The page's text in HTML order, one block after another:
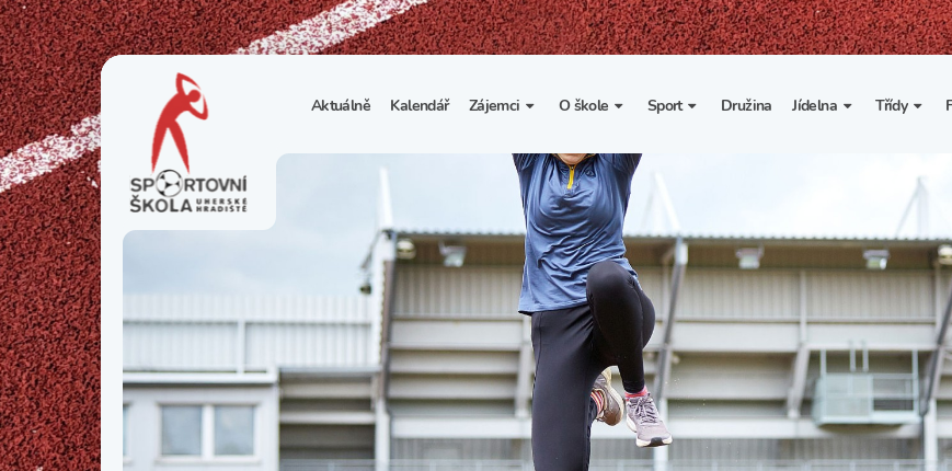
Aktuálně Kalendář Zájemci
1. třída
Sportovní třídy
Nesportovní třídy
O škole
Základní informace
Organizace školního roku
Výuka a učební plán
Zájmové kroužky
Školní poradenské
pracoviště
Školní psycholožka
Školská rada
Sport
Spolupráce se sportovními
kluby
Školní sportovní klub
Tělesná výchova a sport
Družina Jídelna
Vnitřní řád školní jídelny
Třídy
Třída II. A
Třída III.
Třída IV.
Třída V. A
Třída VI.
Třída VII.